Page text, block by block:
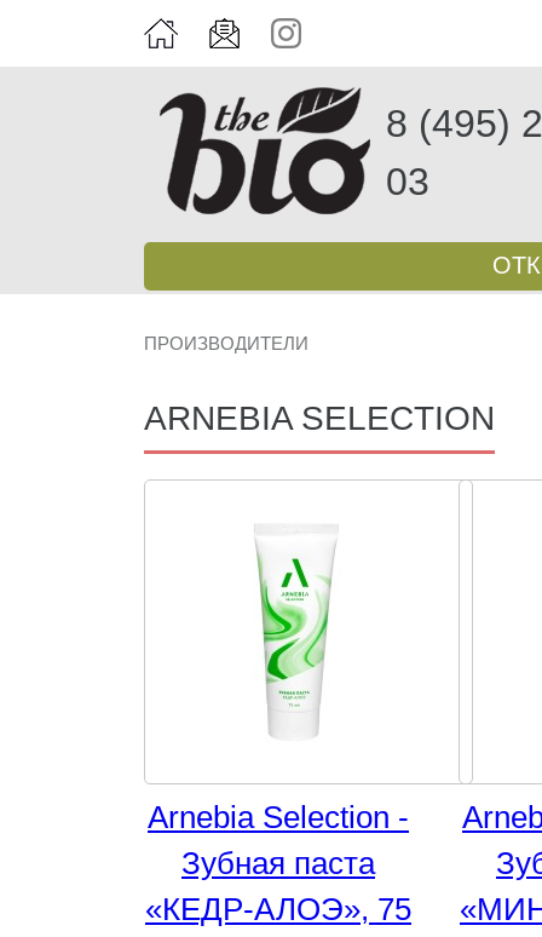
8 (495)
03
ПРОИЗВОДИТЕЛИ
ARNEBIA SELECTION
Arnebia Selection -
Зубная паста
«КЕДР-АЛОЭ», 75